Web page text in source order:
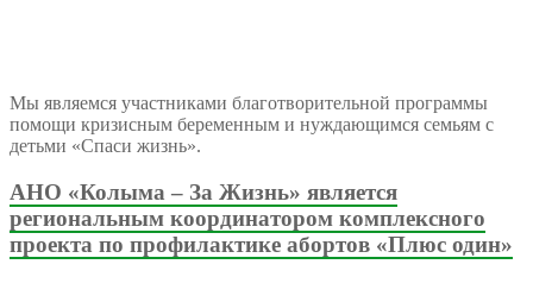
Мы являемся участниками благотворительной программы
помощи кризисным беременным и нуждающимся семьям с
детьми «Спаси жизнь».
АНО «Колыма – За Жизнь» является
региональным координатором комплексного
проекта по профилактике абортов «Плюс один»